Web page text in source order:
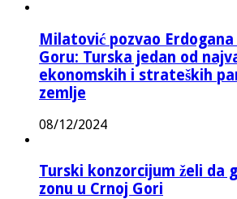
Milatović pozvao
Goru: Turska jedan od
ekonomskih i strateških
zemlje
08/12/2024
Turski konzorcijum želi da
zonu u Crnoj Gori